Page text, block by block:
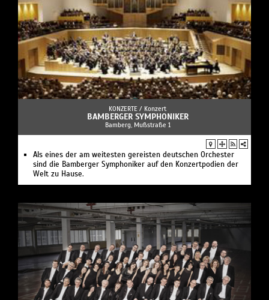
KONZERTE / Konzert
BAMBERGER SYMPHONIKER
Bamberg, Mußstraße 1
Als eines der am weitesten gereisten deutschen Orchester
sind die Bamberger Symphoniker auf den Konzertpodien der
Welt zu Hause.